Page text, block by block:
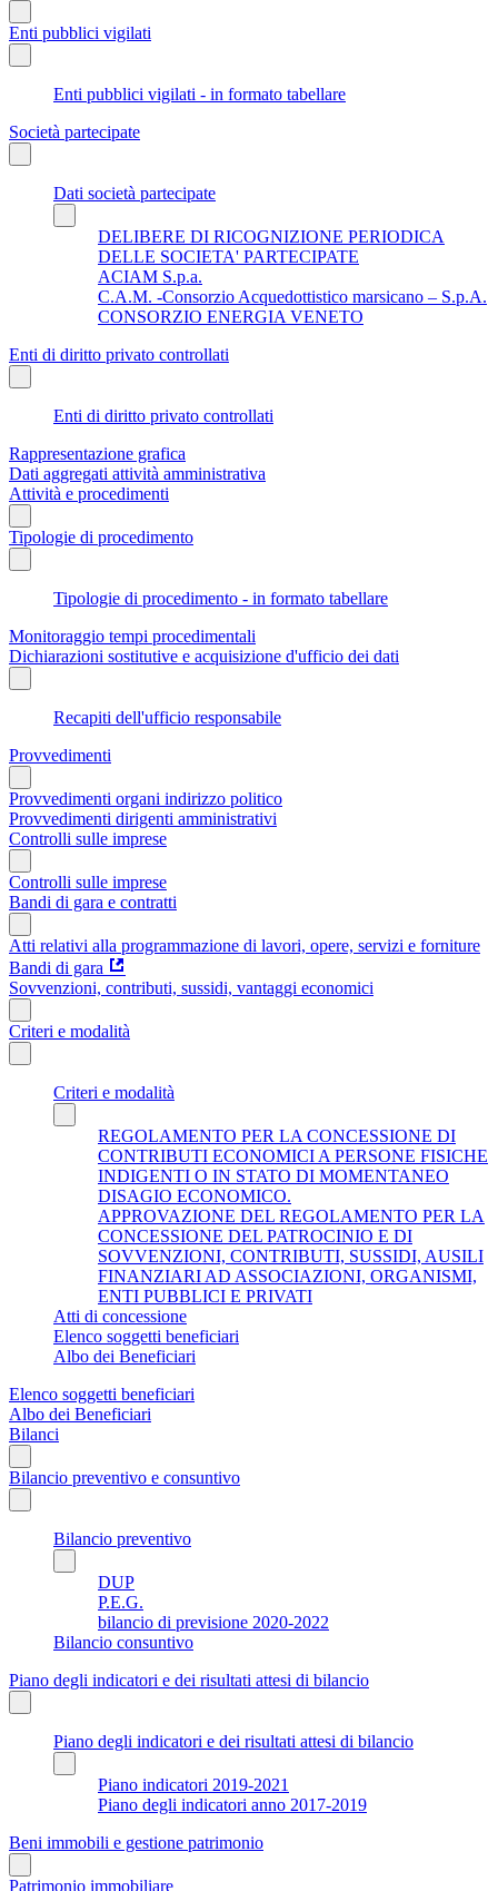
Enti pubblici vigilati
Enti pubblici vigilati - in formato tabellare
Società partecipate
Dati società partecipate
DELIBERE DI RICOGNIZIONE PERIODICA
DELLE SOCIETA' PARTECIPATE
ACIAM S.p.a.
C.A.M. -Consorzio Acquedottistico marsicano – S.p.A.
CONSORZIO ENERGIA VENETO
Enti di diritto privato controllati
Enti di diritto privato controllati
Rappresentazione grafica
Dati aggregati attività amministrativa
Attività e procedimenti
Tipologie di procedimento
Tipologie di procedimento - in formato tabellare
Monitoraggio tempi procedimentali
Dichiarazioni sostitutive e acquisizione d'ufficio dei dati
Recapiti dell'ufficio responsabile
Provvedimenti
Provvedimenti organi indirizzo politico
Provvedimenti dirigenti amministrativi
Controlli sulle imprese
Controlli sulle imprese
Bandi di gara e contratti
Atti relativi alla programmazione di lavori, opere, servizi e forniture
Bandi di gara
Sovvenzioni, contributi, sussidi, vantaggi economici
Criteri e modalità
Criteri e modalità
REGOLAMENTO PER LA CONCESSIONE DI
CONTRIBUTI ECONOMICI A PERSONE FISICHE
INDIGENTI O IN STATO DI MOMENTANEO
DISAGIO ECONOMICO.
APPROVAZIONE DEL REGOLAMENTO PER LA
CONCESSIONE DEL PATROCINIO E DI
SOVVENZIONI, CONTRIBUTI, SUSSIDI, AUSILI
FINANZIARI AD ASSOCIAZIONI, ORGANISMI,
ENTI PUBBLICI E PRIVATI
Atti di concessione
Elenco soggetti beneficiari
Albo dei Beneficiari
Elenco soggetti beneficiari
Albo dei Beneficiari
Bilanci
Bilancio preventivo e consuntivo
Bilancio preventivo
DUP
P.E.G.
bilancio di previsione 2020-2022
Bilancio consuntivo
Piano degli indicatori e dei risultati attesi di bilancio
Piano degli indicatori e dei risultati attesi di bilancio
Piano indicatori 2019-2021
Piano degli indicatori anno 2017-2019
Beni immobili e gestione patrimonio
Patrimonio immobiliare